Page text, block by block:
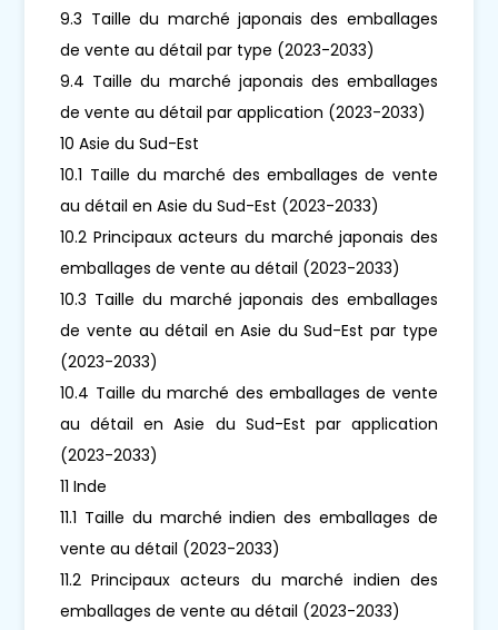
9.3 Taille du marché japonais des emballages
de vente au détail par type (2023-2033)
9.4 Taille du marché japonais des emballages
de vente au détail par application (2023-2033)
10 Asie du Sud-Est
10.1 Taille du marché des emballages de vente
au détail en Asie du Sud-Est (2023-2033)
10.2 Principaux acteurs du marché japonais des
emballages de vente au détail (2023-2033)
10.3 Taille du marché japonais des emballages
de vente au détail en Asie du Sud-Est par type
(2023-2033)
10.4 Taille du marché des emballages de vente
au détail en Asie du Sud-Est par application
(2023-2033)
11 Inde
11.1 Taille du marché indien des emballages de
vente au détail (2023-2033)
11.2 Principaux acteurs du marché indien des
emballages de vente au détail (2023-2033)